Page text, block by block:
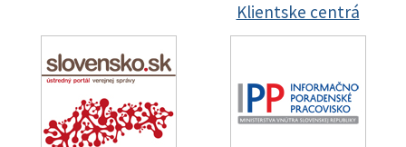
Klientske centrá